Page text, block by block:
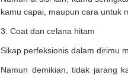
kamu capai, maupun cara untuk
3. Coat dan celana hitam
Sikap perfeksionis dalam dirimu
Namun demikian, tidak jarang